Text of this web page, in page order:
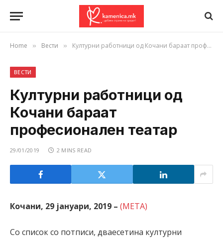
Home » Вести » Културни работници од Кочани бараат професионален театар
ВЕСТИ
Културни работници од
Кочани бараат
професионален театар
29/01/2019 2 MINS READ
Кочани, 29 јануари, 2019 – (META)
Со список со потписи, дваесетина културни